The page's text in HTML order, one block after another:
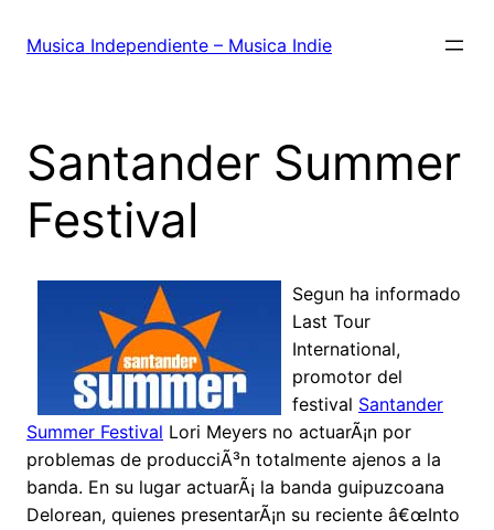
Musica Independiente – Musica Indie
Santander Summer
Festival
Segun ha informado
Last Tour
International,
promotor del
festival Santander
Summer Festival Lori Meyers no actuarÃ¡n por
problemas de producciÃ³n totalmente ajenos a la
banda. En su lugar actuarÃ¡ la banda guipuzcoana
Delorean, quienes presentarÃ¡n su reciente â€œInto